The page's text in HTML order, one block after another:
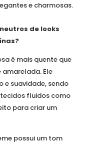
e charmosas.
de looks
é mais quente que
amarelada. Ele
e suavidade, sendo
fluidos como
para criar um
possui um tom